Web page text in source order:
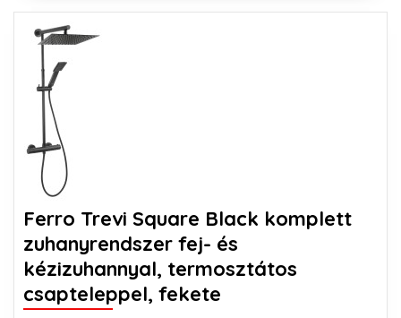
Ferro Trevi Square Black komplett
zuhanyrendszer fej- és
kézizuhannyal, termosztátos
csapteleppel, fekete